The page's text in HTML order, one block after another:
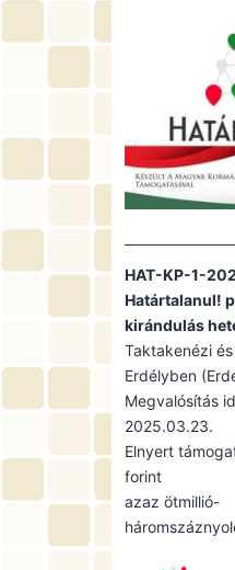
HAT-KP-1-
Határtalanul!
kirándulás
Taktakenézi
Erdélyben
Megvalósítás
2025.03.23.
Elnyert
forint
azaz ötmillió-